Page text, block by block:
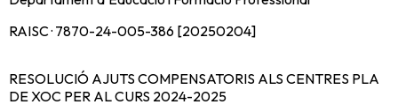
RAISC · 7870-24-005-386 [20250204]
RESOLUCIÓ AJUTS COMPENSATORIS ALS CENTRES PLA
DE XOC PER AL CURS 2024-2025